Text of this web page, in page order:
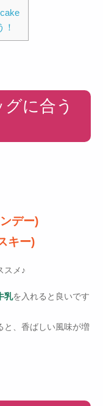
に合う
デー)
キー)
スメ♪
乳を入れると良いです
と、香ばしい風味が増